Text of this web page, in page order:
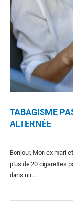
TABAGISME
ALTERNÉE
Bonjour, Mon ex mari
plus de 20 cigarettes
dans un …